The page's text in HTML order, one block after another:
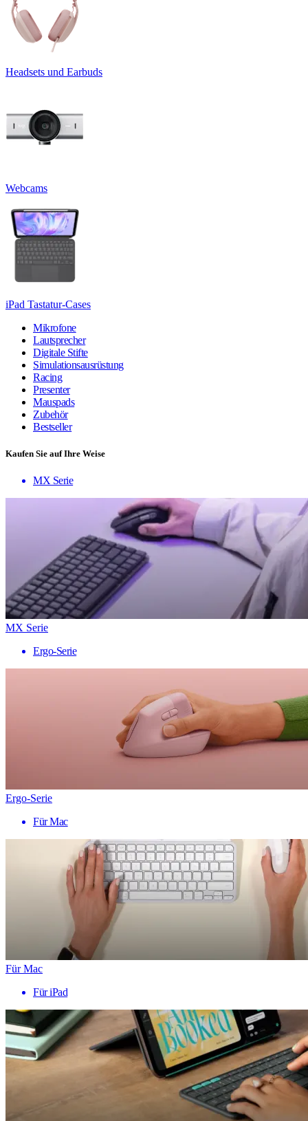
Headsets und Earbuds
Webcams
iPad Tastatur-Cases
Mikrofone
Lautsprecher
Digitale Stifte
Simulationsausrüstung
Racing
Presenter
Mauspads
Zubehör
Bestseller
Kaufen Sie auf Ihre Weise
MX Serie
MX Serie
Ergo-Serie
Ergo-Serie
Für Mac
Für Mac
Für iPad